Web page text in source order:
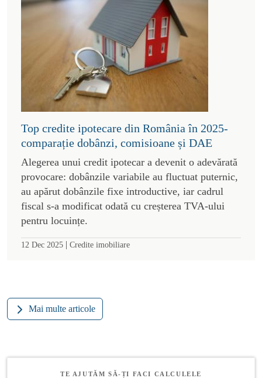
Top credite ipotecare din România în 2025-
comparație dobânzi, comisioane și DAE
Alegerea unui credit ipotecar a devenit o adevărată
provocare: dobânzile variabile au fluctuat puternic,
au apărut dobânzile fixe introductive, iar cadrul
fiscal s-a modificat odată cu creșterea TVA-ului
pentru locuințe.
12 Dec 2025 | Credite imobiliare
Mai multe articole
TE AJUTĂM SĂ-ȚI FACI CALCULELE